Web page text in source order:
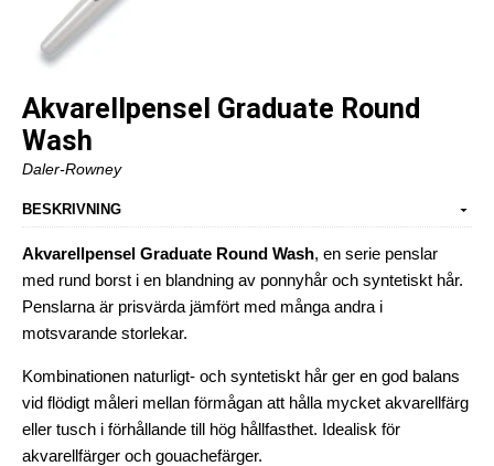
Akvarellpensel Graduate Round
Wash
Daler-Rowney
BESKRIVNING
Akvarellpensel Graduate Round Wash, en serie penslar
med rund borst i en blandning av ponnyhår och syntetiskt hår.
Penslarna är prisvärda jämfört med många andra i
motsvarande storlekar.
Kombinationen naturligt- och syntetiskt hår ger en god balans
vid flödigt måleri mellan förmågan att hålla mycket akvarellfärg
eller tusch i förhållande till hög hållfasthet. Idealisk för
akvarellfärger och gouachefärger.